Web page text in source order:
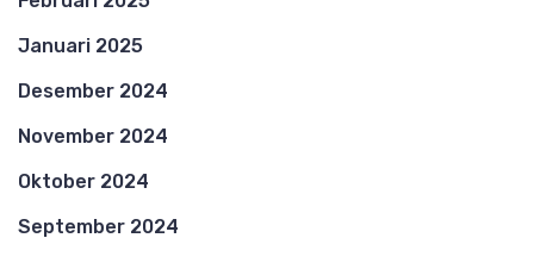
Januari 2025
Desember 2024
November 2024
Oktober 2024
September 2024